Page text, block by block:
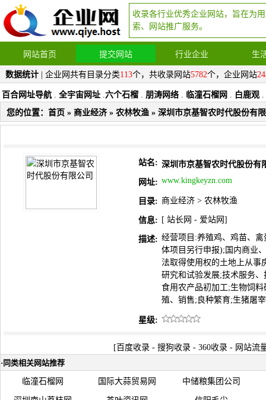
收录各行业优秀企业网站，旨在为
索、网站推广服务。
网站首页 提交网站 行业企业 生
数据统计 | 企业网共有目录分类113个，共收录网站5782个，企业网站
百合网址导航 . 全宇宙网址 .六个石榴 . 朋涛网络 . 临潼石榴网 . 白鹿观 .
您的位置： 首页 » 商业经济» 农林牧渔 » 深圳市京基智农时代股份有
站名: 深圳市京基智农时代股份有
网址: www.kingkeyzn.com
目录: 商业经济 > 农林牧渔
信息: [ 站长网 - 爱站网 ]
描述: 经营项目:养殖鸡、鸡苗、
体项目另行申报);国内商业
法取得使用权的土地上从事
研究和试验发展;技术服务
食用农产品初加工;生物饲
殖、销售;良种繁育;生猪屠
星级:
[ 百度收录 - 搜狗收录 - 360收录 - 网站流
· 同类相关网站推荐
临潼石榴网 国际大蒜贸易网 中储粮集团公司